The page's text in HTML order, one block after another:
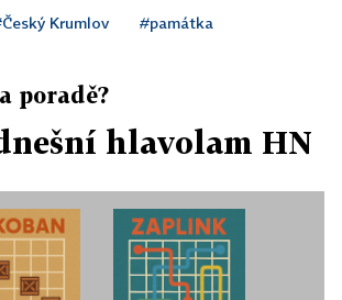
Krumlov #památka
poradě?
hlavolam HN